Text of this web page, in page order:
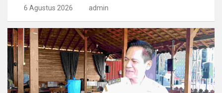
6 Agustus 2026 admin